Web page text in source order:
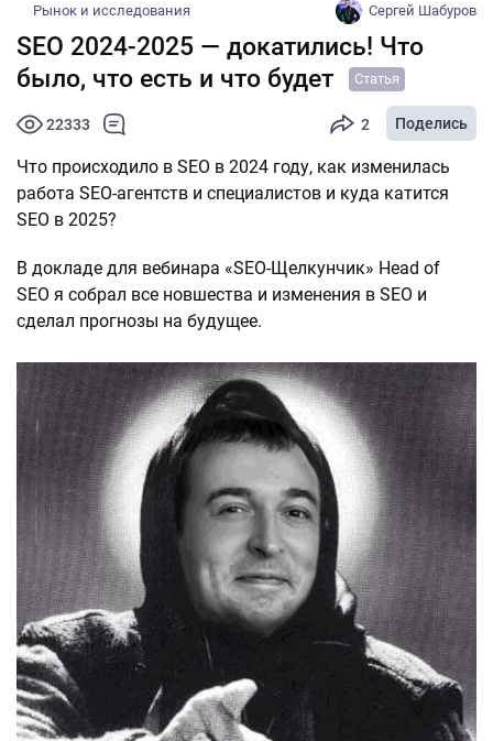
Рынок и исследования Сергей Шабуров
SEO 2024-2025 — докатились! Что
было, что есть и что будет
Статья
22333 2 Поделись
Что происходило в SEO в 2024 году, как изменилась
работа SEO-агентств и специалистов и куда катится
SEO в 2025?
В докладе для вебинара «SEO-Щелкунчик» Head of
SEO я собрал все новшества и изменения в SEO и
сделал прогнозы на будущее.